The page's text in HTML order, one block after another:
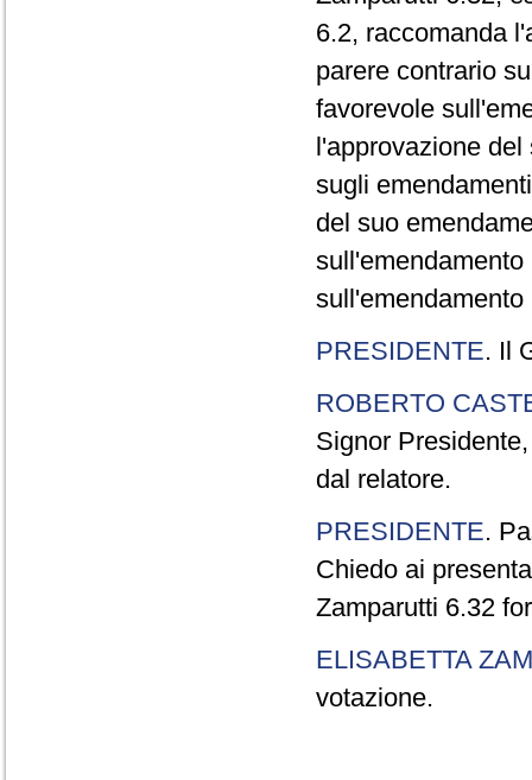
6.2, raccomanda
parere contrario
favorevole
l'approvazione
sugli
del suo
sull'emendamento
PRESIDENTE. Il
ROBERTO
Signor
dal relatore.
PRESIDENTE.
Chiedo ai
Zamparutti 6.32
ELISABETTA
votazione.